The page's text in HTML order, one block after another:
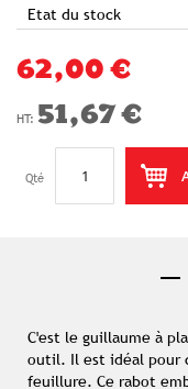
Etat du stock
62,00 €
51,67 €
Qté
C'est le guillaume à
outil. Il est idéal pour
feuillure. Ce rabot